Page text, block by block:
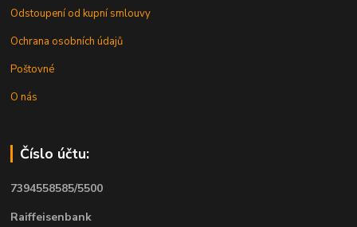
Odstoupení od kupní smlouvy
Ochrana osobních údajů
Poštovné
O nás
Číslo účtu:
7394558585/5500
Raiffeisenbank